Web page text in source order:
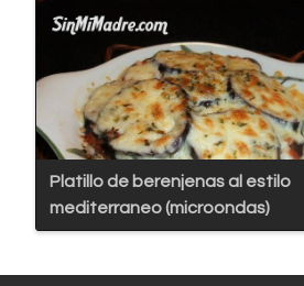
Platillo de berenjenas al estilo
mediterraneo (microondas)